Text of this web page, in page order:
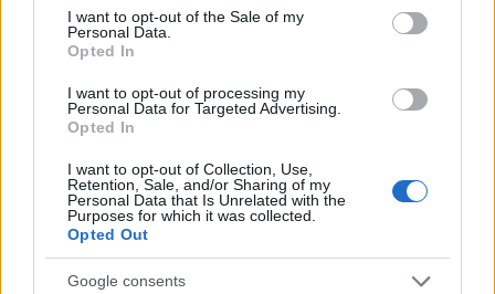
I want to opt-out of the Sale of my
Personal Data.
Opted In
I want to opt-out of processing my
Personal Data for Targeted Advertising.
Opted In
I want to opt-out of Collection, Use,
Retention, Sale, and/or Sharing of my
Personal Data that Is Unrelated with the
Purposes for which it was collected.
Opted Out
Google consents
100mila in più della segretaria dem) che però
resta sempre dietro Giorgia con
Pd è riuscito a superare (seppur di poco) Fdi,
Meloni ha fatto
scheda
, lasciando dietro di sé anche un ottimo
Antonio Decaro (493mila). Infine, le Isole: anche
qui il confronto con Schlein era diretto e anche
stavolta a spuntarla è “detta Giorgia” con
preferenze contro le 84mila di “detta Elly”. Ilaria